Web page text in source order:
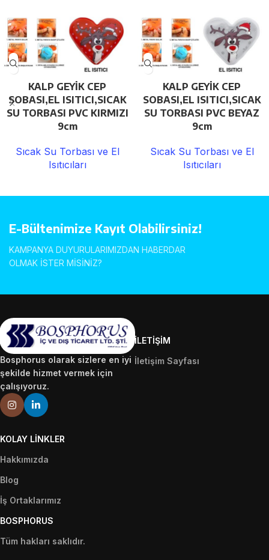
KALP GEYİK CEP
SOBASI,EL ISITICI,SICAK
SU TORBASI PVC KIRMIZI
9cm
Sıcak Su Torbası ve El
Isıtıcıları
KALP GEYİK CEP
SOBASI,EL ISITICI,SICAK
SU TORBASI PVC BEYAZ
9cm
Sıcak Su Torbası ve El
Isıtıcıları
E-Bültenimize Kayıt Olabilirsiniz!
KAMPANYA DUYURULARIMIZDAN HABERDAR
OLMAK İSTER MİSİNİZ?
Bosphorus olarak sizlere en iyi
şekilde hizmet vermek için
çalışıyoruz.
İLETIŞIM
İletişim Sayfası
KOLAY LINKLER
Hakkımızda
Blog
İş Ortaklarımız
BOSPHORUS
Tüm hakları saklıdır.